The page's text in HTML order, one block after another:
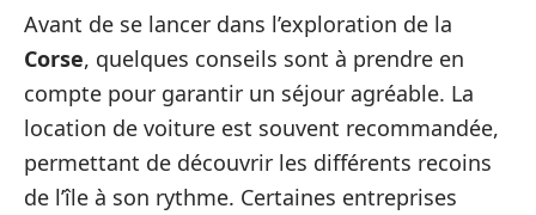
Avant de se lancer dans l’exploration de la
Corse, quelques conseils sont à prendre en
compte pour garantir un séjour agréable. La
location de voiture est souvent recommandée,
permettant de découvrir les différents recoins
de l’île à son rythme. Certaines entreprises